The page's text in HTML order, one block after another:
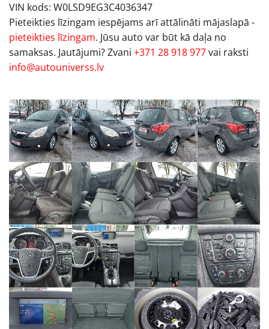
VIN kods: W0LSD9EG3C4036347
Pieteikties līzingam iespējams arī attālināti mājaslapā -
pieteikties līzingam. Jūsu auto var būt kā daļa no
samaksas. Jautājumi? Zvani +371 28 918 977vai raksti
info@autouniverss.lv